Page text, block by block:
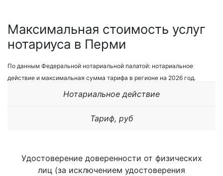
Максимальная стоимость услуг
нотариуса в Перми
По данным Федеральной нотариальной палатой: нотариальное
действие и максимальная сумма тарифа в регионе на 2026 год.
Нотариальное действие
Тариф, руб
Удостоверение доверенности от физических
лиц (за исключением удостоверения